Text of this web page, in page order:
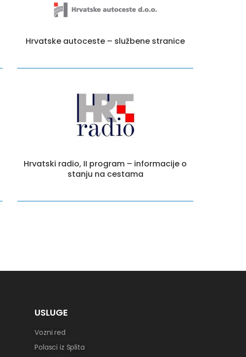
Hrvatske autoceste – službene stranice
Hrvatski radio, II program – informacije o
stanju na cestama
USLUGE
Vozni red
Polasci iz Splita